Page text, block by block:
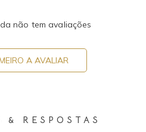
não tem avaliações
A AVALIAR
& RESPOSTAS